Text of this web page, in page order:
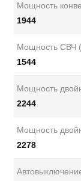
Мощность
1944
Мощность СВЧ
1544
Мощность
2244
Мощность
2278